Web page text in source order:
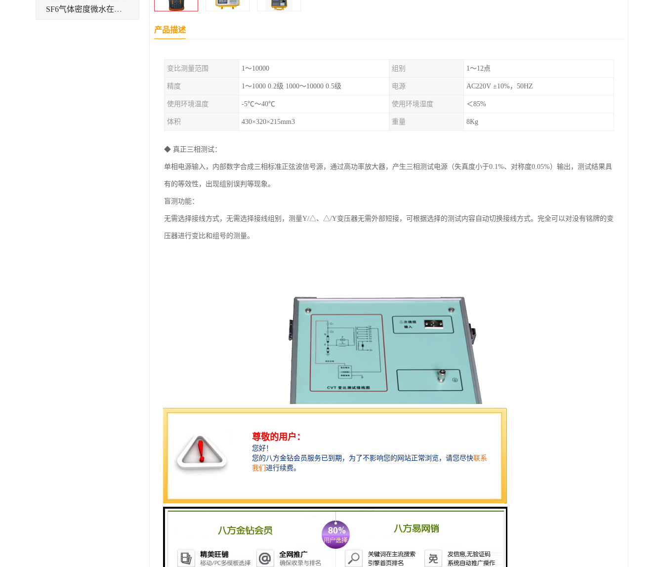
SF6气体密度微水在线监测系统
产品描述
变比测量范围 1～10000 组别 1～12点
精度 1～1000 0.2级 1000～10000 0.5级 电源 AC220V ±10%，50HZ
使用环境温度 -5℃～40℃ 使用环境湿度 ＜85%
体积 430×320×215mm3 重量 8Kg
◆ 真正三相测试：
单相电源输入，内部数字合成三相标准正弦波信号源，通过高功率放大器，产生三相测试电源（失真度小于0.1%、对称度0.05%）输出，测试结果具
有的等效性，出现组别误判等现象。
盲测功能：
无需选择接线方式，无需选择接线组别，测量Y/△、△/Y变压器无需外部短接，可根据选择的测试内容自动切换接线方式。完全可以对没有铭牌的变
压器进行变比和组号的测量。